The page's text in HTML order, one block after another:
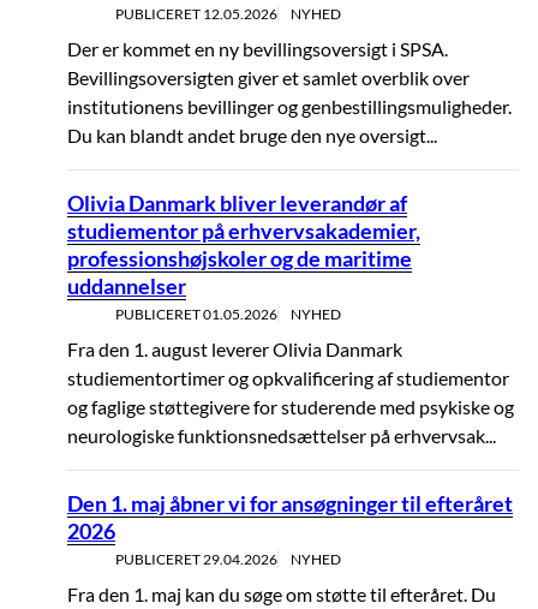
PUBLICERET 12.05.2026 NYHED
Der er kommet en ny bevillingsoversigt i SPSA.
Bevillingsoversigten giver et samlet overblik over
institutionens bevillinger og genbestillingsmuligheder.
Du kan blandt andet bruge den nye oversigt...
Olivia Danmark bliver leverandør af
studiementor på erhvervsakademier,
professionshøjskoler og de maritime
uddannelser
PUBLICERET01.05.2026 NYHED
Fra den 1. august leverer Olivia Danmark
studiementortimer og opkvalificering af studiementor
og faglige støttegivere for studerende med psykiske og
neurologiske funktionsnedsættelser på erhvervsak...
Den 1. maj åbner vi for ansøgninger til efteråret
2026
PUBLICERET 29.04.2026 NYHED
Fra den 1. maj kan du søge om støtte til efteråret. Du